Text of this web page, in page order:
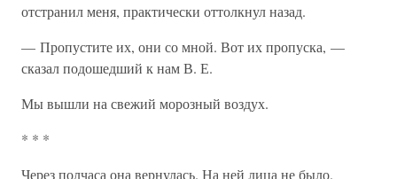
отстранил меня, практически оттолкнул назад.
— Пропустите их, они со мной. Вот их пропуска, —
сказал подошедший к нам В. Е.
Мы вышли на свежий морозный воздух.
* * *
Через полчаса она вернулась. На ней лица не было.